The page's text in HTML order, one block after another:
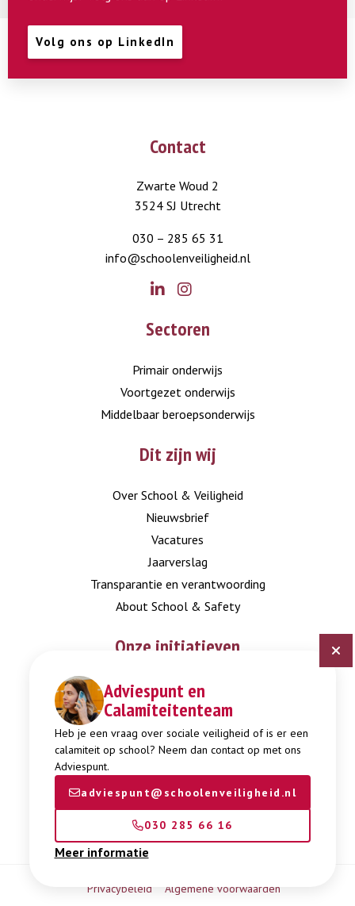
Adviespunt en
Calamiteitenteam
Heb je een vraag over sociale veiligheid of is er een
calamiteit op school? Neem dan contact op met ons
Adviespunt.
adviespunt@schoolenveiligheid.nl
030 285 66 16
Meer informatie
Volg ons op LinkedIn
Contact
Zwarte Woud 2
3524 SJ Utrecht
030 – 285 65 31
info@schoolenveiligheid.nl
Sectoren
Primair onderwijs
Voortgezet onderwijs
Middelbaar beroepsonderwijs
Dit zijn wij
Over School & Veiligheid
Nieuwsbrief
Vacatures
Jaarverslag
Transparantie en verantwoording
About School & Safety
Onze initiatieven
Digitaal Veiligheidsplan
Expertisepunt Burgerschap
Gendi
Week tegen Pesten
Privacybeleid Algemene voorwaarden